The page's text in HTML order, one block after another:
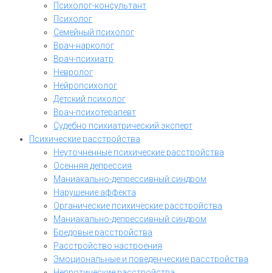
Психолог-консультант
Психолог
Семейный психолог
Врач-нарколог
Врач-психиатр
Невролог
Нейропсихолог
Детский психолог
Врач-психотерапевт
Судебно психиатрический эксперт
Психические расстройства
Неуточненные психические расстройства
Осенняя депрессия
Маниакально-депрессивный синдром
Нарушение аффекта
Органические психические расстройства
Маниакально-депрессивный синдром
Бредовые расстройства
Расстройство настроения
Эмоциональные и поведенческие расстройства